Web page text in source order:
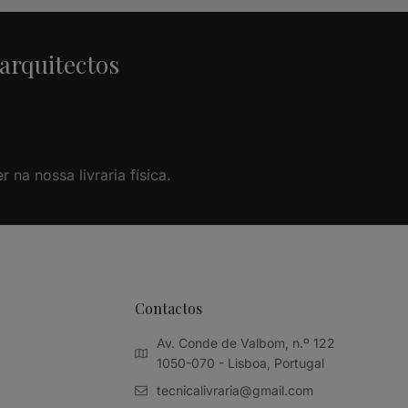
na nossa livraria física.
Contactos
Av. Conde de Valbom, n.º 122
1050-070 - Lisboa, Portugal
tecnicalivraria@gmail.com